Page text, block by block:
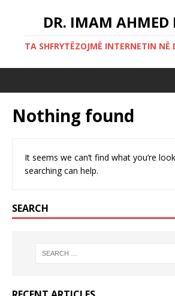
DR. IMAM AHMED
TA SHFRYTËZOJMË INTERNETIN NË
Nothing found
It seems we can’t find what you’re
searching can help.
SEARCH